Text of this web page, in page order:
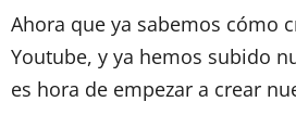
Ahora que ya sabemos cómo
Youtube, y ya hemos subido
es hora de empezar a crear